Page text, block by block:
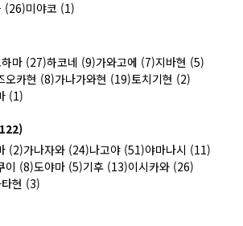
(26)미야코 (1)
마 (27)하코네 (9)가와고에 (7)지바현 (5)
오카현 (8)가나가와현 (19)토치기현 (2)
(1)
(2)가나자와 (24)나고야 (51)야마나시 (11)
이 (8)도야마 (5)기후 (13)이시카와 (26)
현 (3)